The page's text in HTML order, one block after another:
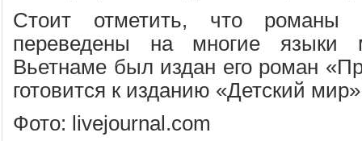
Стоит отметить, что романы
переведены на многие языки
Вьетнаме был издан его роман
готовится к изданию «Детский
Фото: livejournal.com